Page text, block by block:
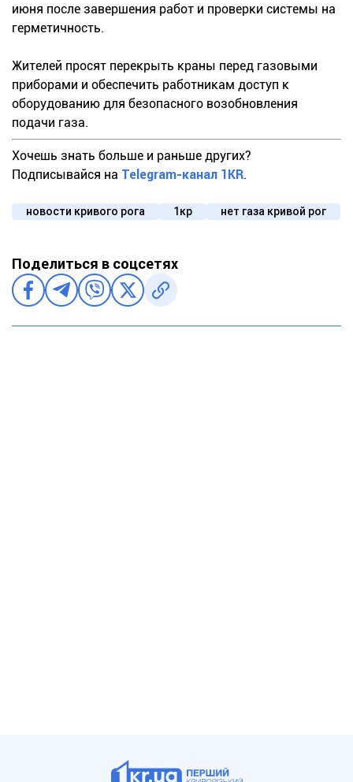
июня после завершения работ и проверки системы на
герметичность.
Жителей просят перекрыть краны перед газовыми
приборами и обеспечить работникам доступ к
оборудованию для безопасного возобновления
подачи газа.
Хочешь знать больше и раньше других?
Подписывайся на Telegram-канал 1KR.
новости кривого рога 1кр нет газа кривой рог
Поделиться в соцсетях